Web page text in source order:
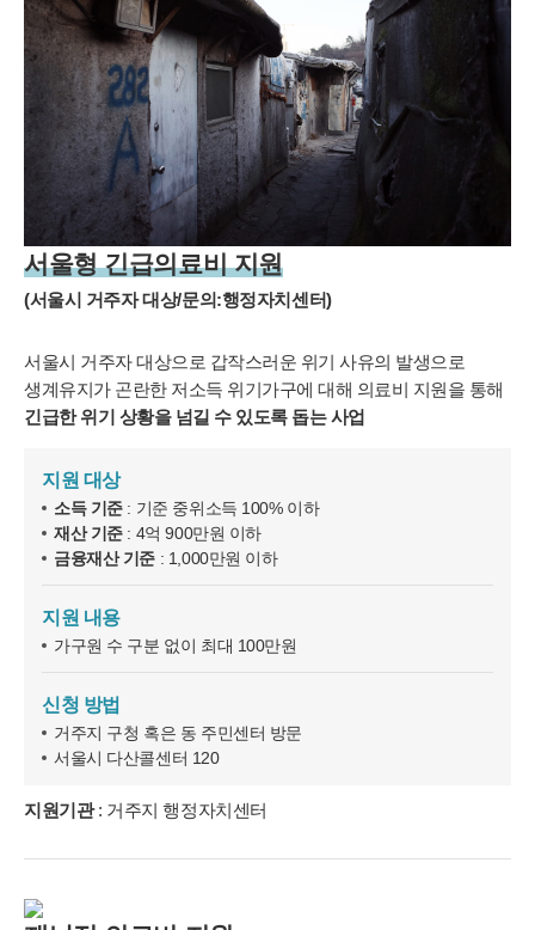
서울형 긴급의료비 지원
(서울시 거주자 대상/문의:행정자치센터)
서울시 거주자 대상으로 갑작스러운 위기 사유의 발생으로
생계유지가 곤란한 저소득 위기가구에 대해 의료비 지원을 통해
긴급한 위기 상황을 넘길 수 있도록 돕는 사업
지원 대상
소득 기준: 기준 중위소득 100% 이하
재산 기준: 4억 900만원 이하
금융재산 기준 : 1,000만원 이하
지원 내용
가구원 수 구분 없이 최대 100만원
신청 방법
거주지 구청 혹은 동 주민센터 방문
서울시 다산콜센터 120
지원기관: 거주지 행정자치센터
[상담신청 시 수집항목]
- 수집항목: 이름, 연락처, 이메일, 나이, 성별, 연령, 지역, 관심부위,
상담시간
- 기타정보: 내원정보, 처방정보, 진료정보, 카드사명, 카드번호 등 카
드결제 승인정보
2. 개인정보 수집 방법
- 홈페이지, 온라인상담, 전화상담, 카카오톡상담, 실시간상담, 상담
신청, 서면양식, 팩스, 전화, 게시판, 이메일
3. 서비스 이용과정에서 아래와 같은 정보들이 자동으로 생성되어 수
집될 수 있습니다.
- IP Address, 쿠키, 방문 일시, 서비스 이용 기록, 불량 이용 기록
연세바로척병원에서는 개인정보를 다음의 목적이외의 용도로는 이
용하지 않으며 이용 목적이 변경될 경우에는 동의를 받아 처리하겠
습니다.
의 원무 서비스 제공
- 예약정보: 진료 예약 및 예약조회 등 기타 서비스 이용에 따른 본인
확인 절차에 이용
- 상담정보: 전화나 문자, 카카오톡을 이용한 고객 진료상담 및 안내
2. 회원관리
와 비인가 사용방지, 만 14세미만 아동 개인정보 수집 시 법정 대리인
동의여부 확인, 추후 법정대리인 본인확인, 분쟁 조정을 위한 기록보
존, 불만처리 등 민원처리, 고지사항 전달, 회원 관리를 위한 각종 정
보 제공, 소식 전달, 설문조사
3. 신규 서비스 개발 및 마케팅, 광고에의 활용
회원의 별도 동의 하에 아래의 정보를 수집할 수 있습니다.
• 휴대전화번호, 전자우편 주소, 주소, 성별, 지역